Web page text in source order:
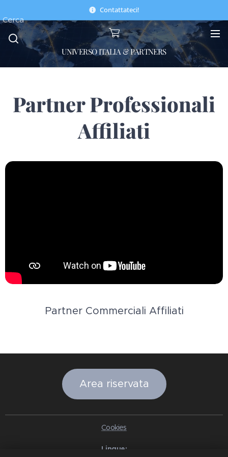
Contattateci!
UNIVERSO ITALIA & PARTNERS
Cerca
Partner Professionali
Affiliati
Partner Commerciali Affiliati
Area riservata
Cookies
Lingue